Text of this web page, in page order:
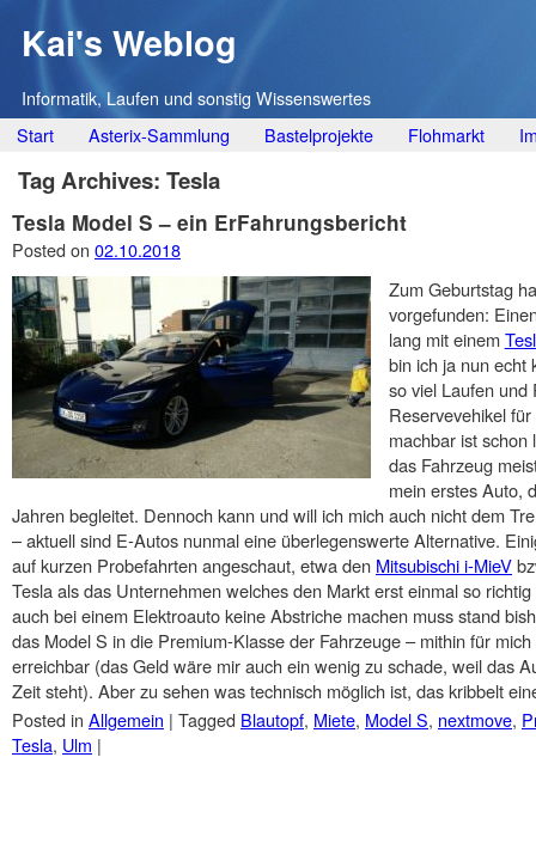
Kai's Weblog
Informatik, Laufen und sonstig Wissenswertes
Main menu
Skip
to
content
Start Asterix-Sammlung Bastelprojekte Flohmarkt
Tag Archives: Tesla
Tesla Model S – ein ErFahrungsbericht
Posted on 02.10.2018
Zum Geburtstag
vorgefunden:
lang mit einem
bin ich ja nun echt
so viel Laufen und
Reservevehikel
machbar ist
das Fahrzeug
mein erstes Auto,
Jahren begleitet. Dennoch kann und will ich mich auch nicht dem
– aktuell sind E-Autos nunmal eine überlegenswerte Alternative.
auf kurzen Probefahrten angeschaut, etwa den Mitsubischi i-MieV
Tesla als das Unternehmen welches den Markt erst einmal so
auch bei einem Elektroauto keine Abstriche machen muss stand
das Model S in die Premium-Klasse der Fahrzeuge – mithin für
erreichbar (das Geld wäre mir auch ein wenig zu schade, weil das
Zeit steht). Aber zu sehen was technisch möglich ist, das kribbelt
Posted in Allgemein | Tagged Blautopf, Miete, Model S, nextmove,
Tesla, Ulm |